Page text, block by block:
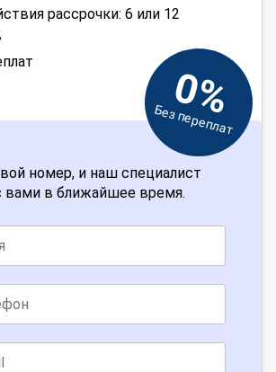
рассрочки: 6 или 12
0%
Без переплат
номер, и наш специалист
вами в ближайшее время.